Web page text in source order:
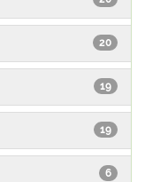
20
19
19
6